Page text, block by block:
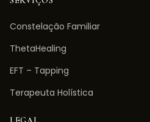
Constelação Familiar
ThetaHealing
EFT – Tapping
Terapeuta Holística